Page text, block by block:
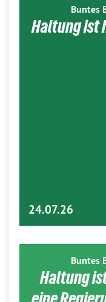
Buntes
Haltung ist
24.07.26
Buntes
Haltung